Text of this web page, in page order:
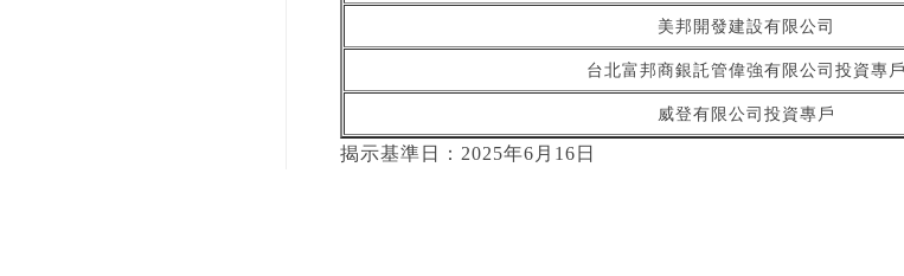
美邦開發建設有限公司
台北富邦商銀託管偉強有限公司投資專戶
威登有限公司投資專戶
揭示基準日：2025年6月16日